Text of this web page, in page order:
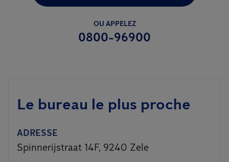
OU APPELEZ
0800-96900
Le bureau le plus proche
ADRESSE
Spinnerijstraat 14F, 9240 Zele